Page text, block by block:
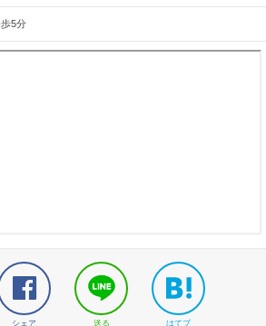
が、演者の緊張感が普段とは段違いなので
当分観客は無理でしょ
かならやれるでしょうが、チケット大変
ライト』と07『タバコ・ロード～』。
たかった『朝方ムーンライト』も聴けて
ね。（本音をいうと、波音のSE、めっち
さか『TSUNAMI』の復活か!?なんて勝手
央に
皆さんの気持ちを高ぶらせていました。ス
げた握りこぶしと背中、なんだか勝手に幸
と同じようにまた仕事ができている幸せ
5分
シェア 送る はてブ